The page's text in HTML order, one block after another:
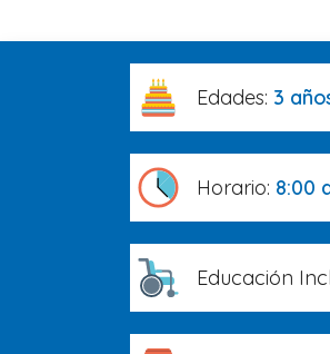
Edades: 3
Horario: 8:00
Educación